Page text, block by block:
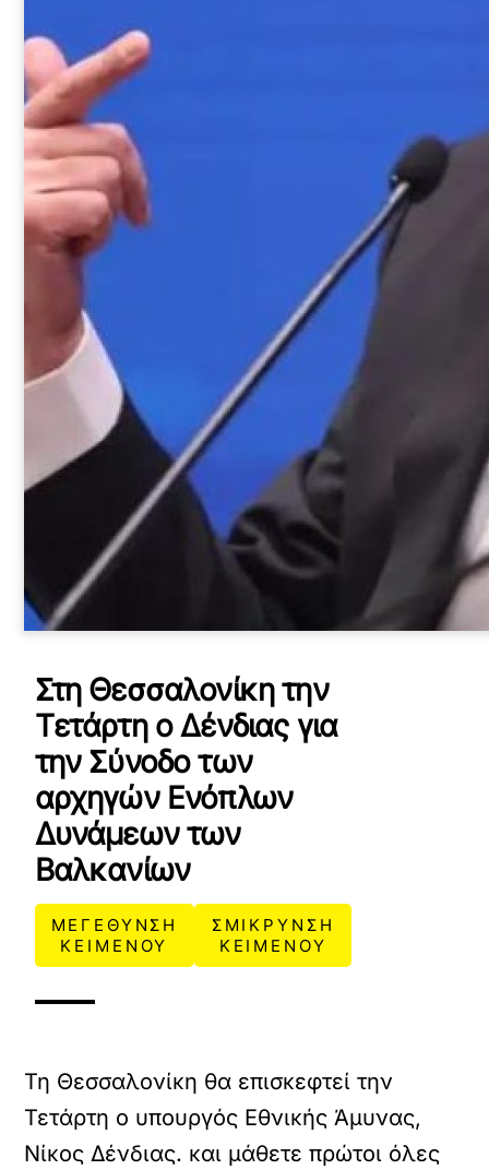
Στη Θεσσαλονίκη την
Τετάρτη ο Δένδιας για
την Σύνοδο των
αρχηγών Ενόπλων
Δυνάμεων των
Βαλκανίων
ΜΕΓΕΘΥΝΣΗ
ΚΕΙΜΕΝΟΥ
ΣΜΙΚΡΥΝΣΗ
ΚΕΙΜΕΝΟΥ
Τη Θεσσαλονίκη θα επισκεφτεί την
Τετάρτη ο υπουργός Εθνικής Άμυνας,
Νίκος Δένδιας. και μάθετε πρώτοι όλες